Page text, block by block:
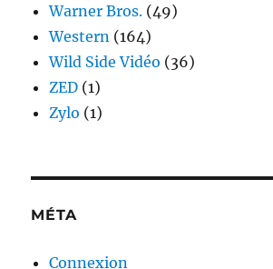
Warner Bros. (49)
Western (164)
Wild Side Vidéo (36)
ZED (1)
Zylo (1)
MÉTA
Connexion